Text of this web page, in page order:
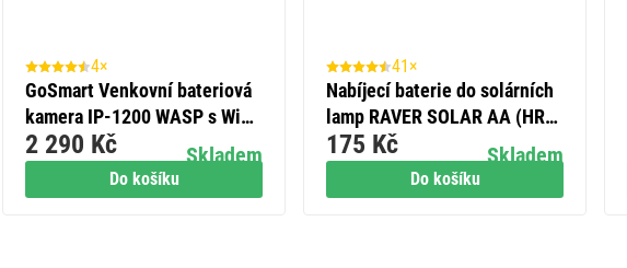
Do košíku
4×
GoSmart Venkovní bateriová
kamera IP-1200 WASP s WiFi
a solárním panelem
Skladem
2 290 Kč
Do košíku
41×
Nabíjecí baterie do solárních
lamp RAVER SOLAR AA (HR6)
600 mAh, 6 ks
Skladem
175 Kč